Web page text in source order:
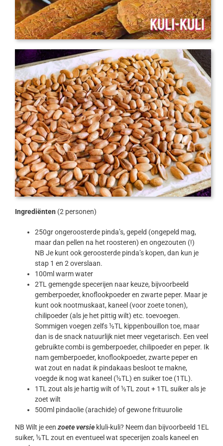
Ingrediënten (2 personen)
250gr ongeroosterde pinda’s, gepeld (ongepeld mag,
maar dan pellen na het roosteren) en ongezouten (!)
NB Je kunt ook geroosterde pinda’s kopen, dan kun je
stap 1 en 2 overslaan.
100ml warm water
2TL gemengde specerijen naar keuze, bijvoorbeeld
gemberpoeder, knoflookpoeder en zwarte peper. Maar je
kunt ook nootmuskaat, kaneel (voor zoete tonen),
chilipoeder (als je het pittig wilt) etc. toevoegen.
Sommigen voegen zelfs ½TL kippenbouillon toe, maar
dan is de snack natuurlijk niet meer vegetarisch. Een veel
gebruikte combi is gemberpoeder, chilipoeder en peper. Ik
nam gemberpoeder, knoflookpoeder, zwarte peper en
wat zout en nadat ik pindakaas besloot te makne,
voegde ik nog wat kaneel (½TL) en suiker toe (1TL).
1TL zout als je hartig wilt of ½TL zout + 1TL suiker als je
zoet wilt
500ml pindaolie (arachide) of gewone frituurolie
NB Wilt je een zoete versiekluli-kuli? Neem dan bijvoorbeeld 1EL
suiker, ½TL zout en eventueel wat specerijen zoals kaneel en